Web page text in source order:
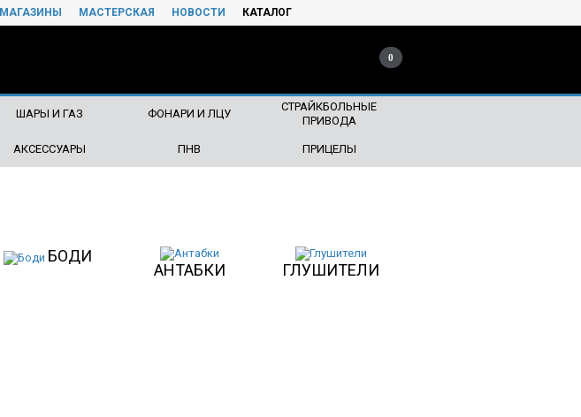
МАГАЗИНЫ МАСТЕРСКАЯ НОВОСТИ КАТАЛОГ
0
ШАРЫ И ГАЗ ФОНАРИ И ЛЦУ
СТРАЙКБОЛЬНЫЕ
ПРИВОДА
АКСЕССУАРЫ ПНВ ПРИЦЕЛЫ
БОДИ
АНТАБКИ ГЛУШИТЕЛИ